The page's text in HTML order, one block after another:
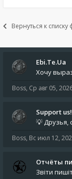
Вернуться к
Ebi.Te.Ua
Boss, Ср авг 05,
Support
Boss, Вс июл 12,
Отчёты